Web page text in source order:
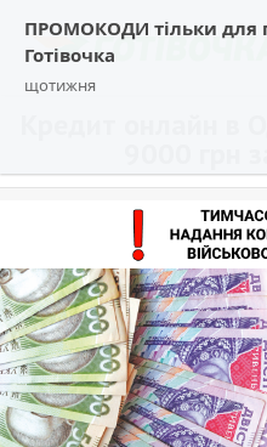
ПРОМОКОДИ тільки для
Готівочка
щотижня
Кредит онлайн в
9000 грн